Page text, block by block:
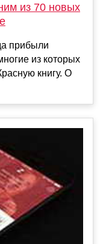
из 70 новых
прибыли
из которых
книгу. О